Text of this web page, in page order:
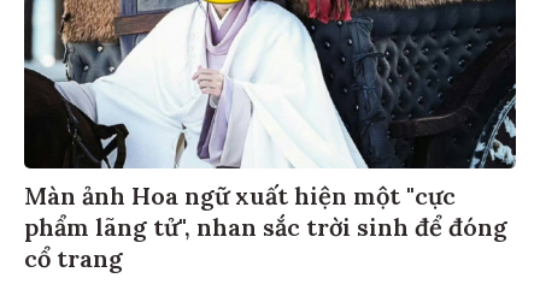
Màn ảnh Hoa ngữ xuất hiện một "cực
phẩm lãng tử", nhan sắc trời sinh để đóng
cổ trang